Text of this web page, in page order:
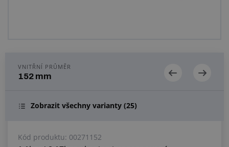
VNITŘNÍ PRŮMĚR
152 mm
Zobrazit všechny varianty (25)
Kód produktu: 00271152